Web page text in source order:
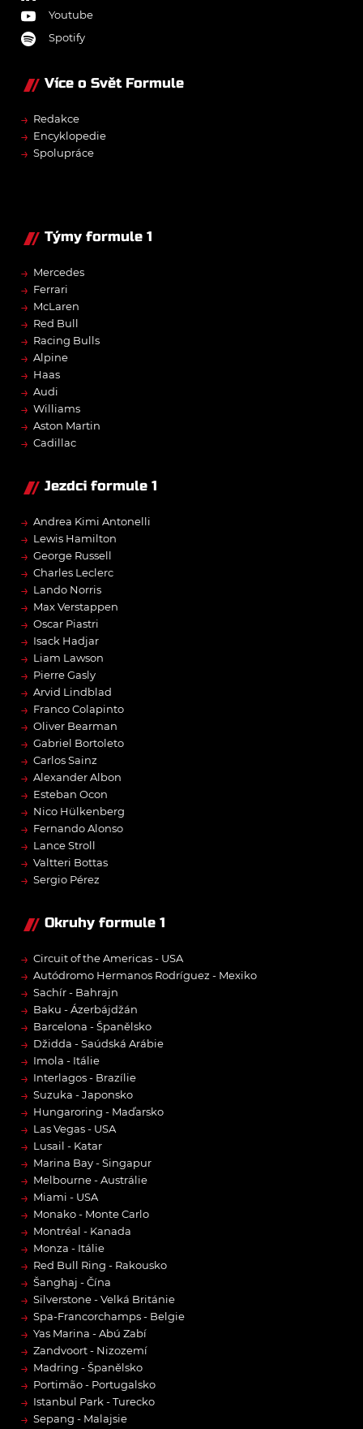
Youtube
Spotify
Více o Svět Formule
→ Redakce
→ Encyklopedie
→ Spolupráce
Týmy formule 1
→ Mercedes
→ Ferrari
→ McLaren
→ Red Bull
→ Racing Bulls
→ Alpine
→ Haas
→ Audi
→ Williams
→ Aston Martin
→ Cadillac
Jezdci formule 1
→ Andrea Kimi Antonelli
→ Lewis Hamilton
→ George Russell
→ Charles Leclerc
→ Lando Norris
→ Max Verstappen
→ Oscar Piastri
→ Isack Hadjar
→ Liam Lawson
→ Pierre Gasly
→ Arvid Lindblad
→ Franco Colapinto
→ Oliver Bearman
→ Gabriel Bortoleto
→ Carlos Sainz
→ Alexander Albon
→ Esteban Ocon
→ Nico Hülkenberg
→ Fernando Alonso
→ Lance Stroll
→ Valtteri Bottas
→ Sergio Pérez
Okruhy formule 1
→ Circuit of the Americas - USA
→ Autódromo Hermanos Rodríguez - Mexiko
→ Sachír - Bahrajn
→ Baku - Ázerbájdžán
→ Barcelona - Španělsko
→ Džidda - Saúdská Arábie
→ Imola - Itálie
→ Interlagos - Brazílie
→ Suzuka - Japonsko
→ Hungaroring - Maďarsko
→ Las Vegas - USA
→ Lusail - Katar
→ Marina Bay - Singapur
→ Melbourne - Austrálie
→ Miami - USA
→ Monako - Monte Carlo
→ Montréal - Kanada
→ Monza - Itálie
→ Red Bull Ring - Rakousko
→ Šanghaj - Čína
→ Silverstone - Velká Británie
→ Spa-Francorchamps - Belgie
→ Yas Marina - Abú Zabí
→ Zandvoort - Nizozemí
→ Madring - Španělsko
→ Portimão - Portugalsko
→ Istanbul Park - Turecko
→ Sepang - Malajsie